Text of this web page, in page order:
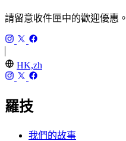
請留意收件匣中的歡迎優惠。
HK,zh
羅技
我們的故事